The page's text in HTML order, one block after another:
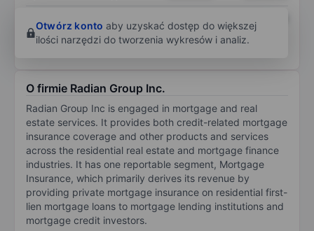
własnego
Otwórz konto aby uzyskać dostęp do większej
ilości narzędzi do tworzenia wykresów i analiz.
O firmie Radian Group Inc.
Radian Group Inc is engaged in mortgage and real
estate services. It provides both credit-related mortgage
insurance coverage and other products and services
across the residential real estate and mortgage finance
industries. It has one reportable segment, Mortgage
Insurance, which primarily derives its revenue by
providing private mortgage insurance on residential first-
lien mortgage loans to mortgage lending institutions and
mortgage credit investors.